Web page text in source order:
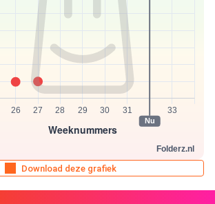
Download deze grafiek